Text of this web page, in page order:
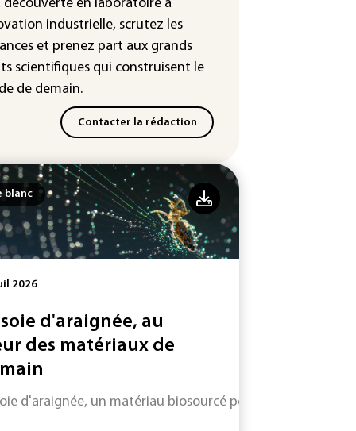
5 d'Anthropic crée de
identités lors d'un test au
Uni
découverte en laboratoire à
industrielle, scrutez les
et prenez part aux grands
scientifiques qui construisent le
de demain.
Contacter la rédaction
blanc
2026
soie d'araignée, au
des matériaux de
d'araignée, un matériau biosourcé performant et